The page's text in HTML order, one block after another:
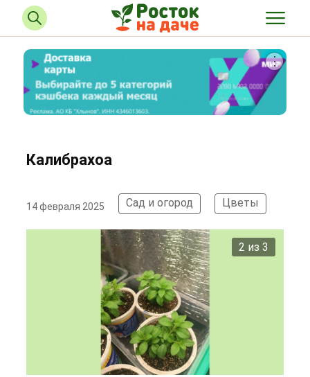
Калибрахоа
14 февраля 2025 Сад и огород Цветы
2 из 3